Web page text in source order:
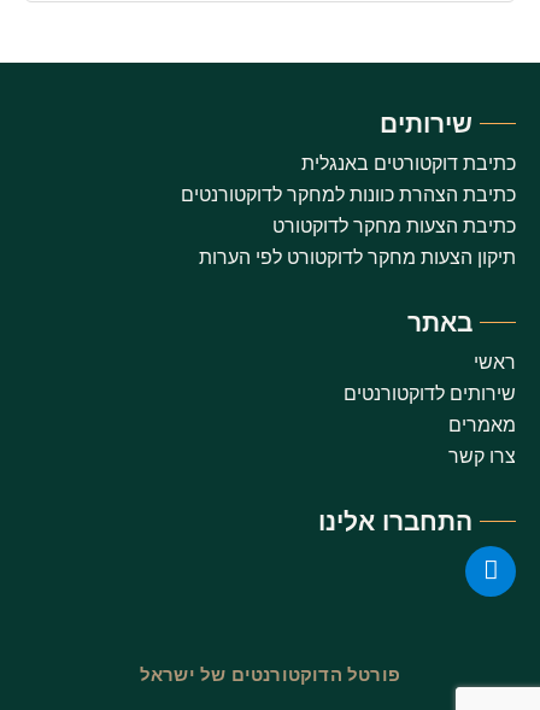
פורטל הדוקטורנטים של ישראל
שירותים
כתיבת דוקטורטים באנגלית
כתיבת הצהרת כוונות למחקר לדוקטורנטים
כתיבת הצעות מחקר לדוקטורט
תיקון הצעות מחקר לדוקטורט לפי הערות
באתר
ראשי
שירותים לדוקטורנטים
מאמרים
צרו קשר
התחברו אלינו